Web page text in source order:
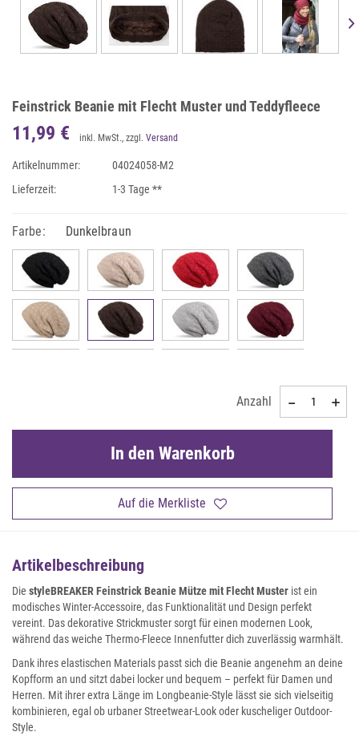
Feinstrick Beanie mit Flecht Muster und Teddyfleece
11,99 € inkl. MwSt., zzgl. Versand
Artikelnummer:
04024058-M2
Lieferzeit:
1-3 Tage **
Farbe: Dunkelbraun
Anzahl
Auf die Merkliste
In den Warenkorb
Artikelbeschreibung
Die styleBREAKER Feinstrick Beanie Mütze mit Flecht Muster ist ein
modisches Winter-Accessoire, das Funktionalität und Design perfekt
vereint. Das dekorative Strickmuster sorgt für einen modernen Look,
während das weiche Thermo-Fleece Innenfutter dich zuverlässig warmhält.
Dank ihres elastischen Materials passt sich die Beanie angenehm an deine
Kopfform an und sitzt dabei locker und bequem – perfekt für Damen und
Herren. Mit ihrer extra Länge im Longbeanie-Style lässt sie sich vielseitig
kombinieren, egal ob urbaner Streetwear-Look oder kuscheliger Outdoor-
Style.